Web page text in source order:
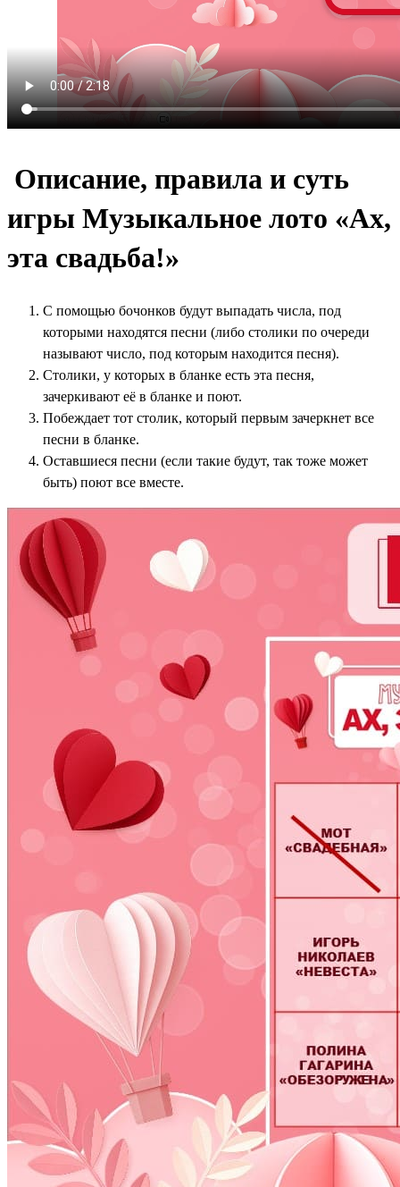
Описание, правила и суть
игры Музыкальное лото «Ах,
эта свадьба!»
С помощью бочонков будут выпадать числа, под
которыми находятся песни (либо столики по очереди
называют число, под которым находится песня).
Столики, у которых в бланке есть эта песня,
зачеркивают её в бланке и поют.
Побеждает тот столик, который первым зачеркнет все
песни в бланке.
Оставшиеся песни (если такие будут, так тоже может
быть) поют все вместе.